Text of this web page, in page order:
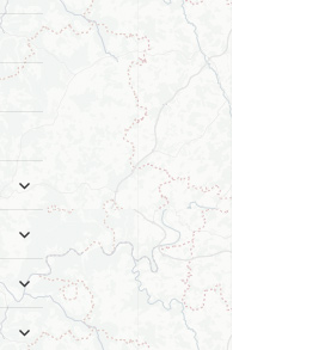
untermenü
öffnen
untermenü
öffnen
untermenü
öffnen
untermenü